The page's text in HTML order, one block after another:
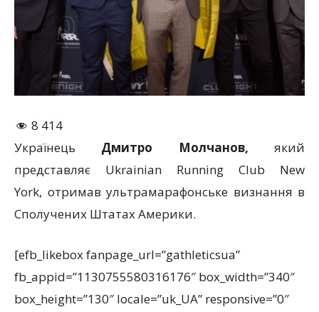
8 414
Українець Дмитро Молчанов,який
представляє
Ukrainian Running Club New
York, отримав ультрамарафонське визнання в
Сполучених Штатах Америки.
[efb_likebox fanpage_url=”gathleticsua”
fb_appid=”1130755580316176″ box_width=”340″
box_height=”130″ locale=”uk_UA” responsive=”0″